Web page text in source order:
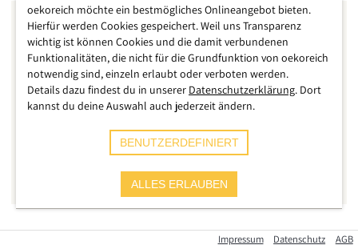
DiesesUrteildes Oberverwaltungsgerichts Münster gleicht
Impressum Datenschutz AGB
oekoreich möchte ein bestmögliches Onlineangebot bieten.
Hierfür werden Cookies gespeichert. Weil uns Transparenz
wichtig ist können Cookies und die damit verbundenen
Funktionalitäten, die nicht für die Grundfunktion von oekoreich
notwendig sind, einzeln erlaubt oder verboten werden.
Details dazu findest du in unserer Datenschutzerklärung. Dort
kannst du deine Auswahl auch jederzeit ändern.
BENUTZERDEFINIERT
ALLES ERLAUBEN